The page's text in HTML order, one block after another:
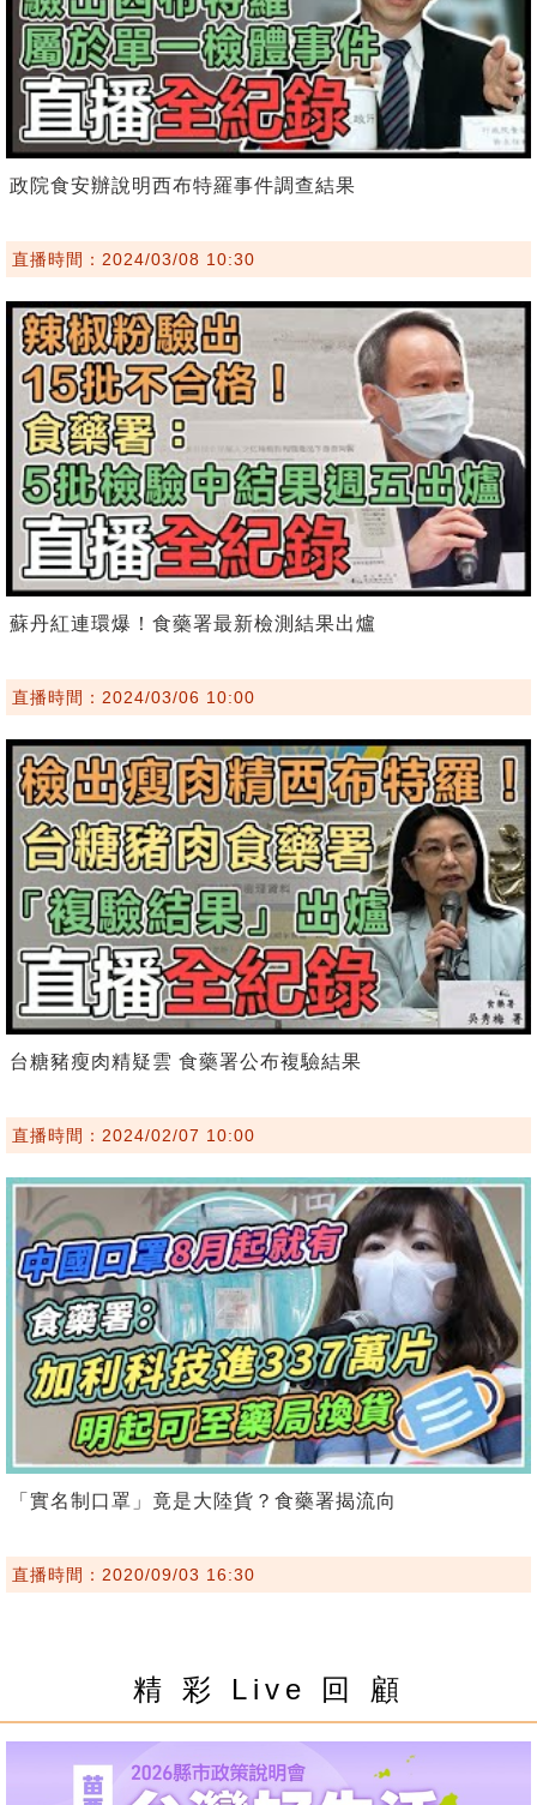
政院食安辦說明西布特羅事件調查結果
直播時間：2024/03/08 10:30
蘇丹紅連環爆！食藥署最新檢測結果出爐
直播時間：2024/03/06 10:00
台糖豬瘦肉精疑雲 食藥署公布複驗結果
直播時間：2024/02/07 10:00
「實名制口罩」竟是大陸貨？食藥署揭流向
直播時間：2020/09/03 16:30
精 彩 Live 回 顧